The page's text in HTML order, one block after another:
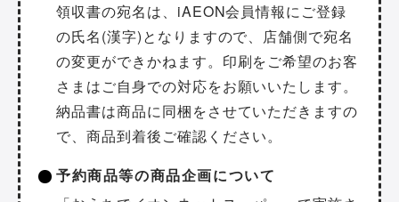
領収書の宛名は、iAEON会員情報にご登録
の氏名(漢字)となりますので、店舗側で宛名
の変更ができかねます。印刷をご希望のお客
さまはご自身での対応をお願いいたします。
納品書は商品に同梱をさせていただきますの
で、商品到着後ご確認ください。
予約商品等の商品企画について